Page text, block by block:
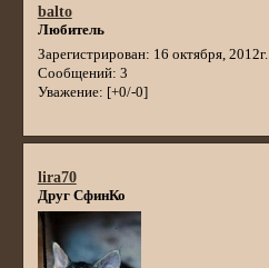
balto
Любитель
Зарегистрирован: 16 октября, 2012г.
Сообщений: 3
Уважение: [+0/-0]
lira70
Друг СфинКо